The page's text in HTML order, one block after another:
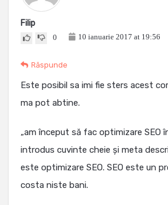
Filip
0 10 ianuarie 2017 at 19:56
Răspunde
Este posibil sa imi fie sters acest
ma pot abtine.
„am început să fac optimizare SEO
introdus cuvinte cheie și meta
este optimizare SEO. SEO este un
costa niste bani.